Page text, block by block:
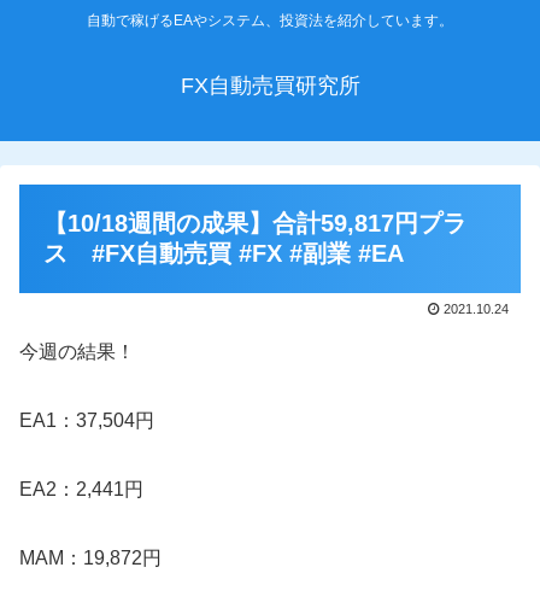
自動で稼げるEAやシステム、投資法を紹介しています。
FX自動売買研究所
【10/18週間の成果】合計59,817円プラ
ス #FX自動売買 #FX #副業 #EA
2021.10.24
今週の結果！
EA1：37,504円
EA2：2,441円
MAM：19,872円